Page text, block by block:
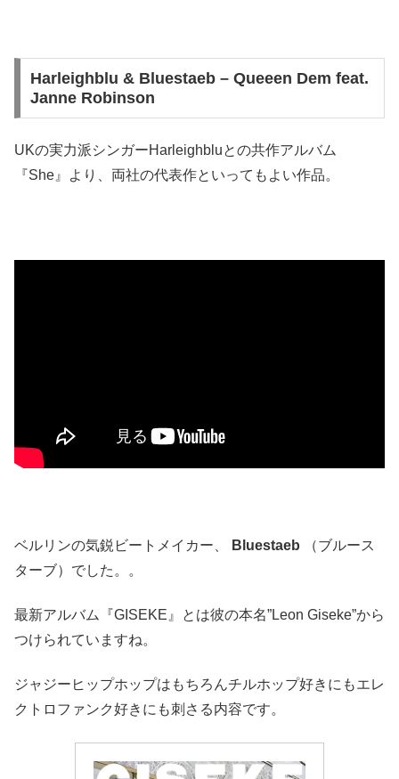
Harleighblu & Bluestaeb – Queeen Dem feat.
Janne Robinson
UKの実力派シンガーHarleighbluとの共作アルバム
『She』より、両社の代表作といってもよい作品。
ベルリンの気鋭ビートメイカー、 Bluestaeb （ブルース
ターブ）でした。。
最新アルバム『GISEKE』とは彼の本名”Leon Giseke”から
つけられていますね。
ジャジーヒップホップはもちろんチルホップ好きにもエレ
クトロファンク好きにも刺さる内容です。